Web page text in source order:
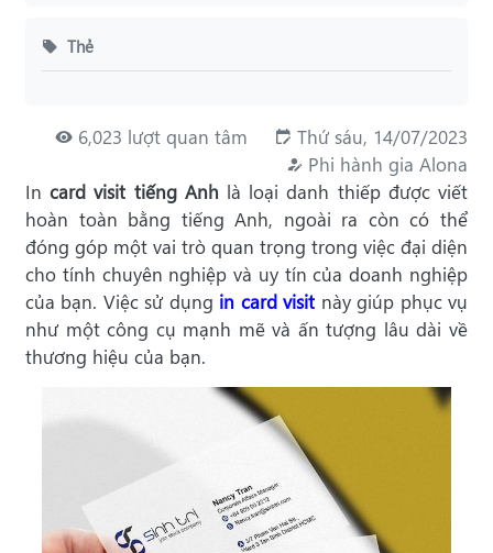
6,023 lượt quan tâm
Thứ sáu, 14/07/2023
Phi hành gia Alona
In card visit tiếng Anhlà loại danh thiếp được viết
hoàn toàn bằng tiếng Anh, ngoài ra còn có thể
đóng góp một vai trò quan trọng trong việc đại diện
cho tính chuyên nghiệp và uy tín của doanh nghiệp
của bạn. Việc sử dụng in card visit này giúp phục vụ
như một công cụ mạnh mẽ và ấn tượng lâu dài về
thương hiệu của bạn.
Thẻ